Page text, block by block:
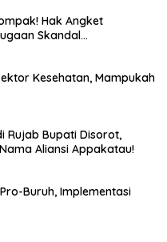
Hak Angket
Skandal
Kesehatan, Mampukah
Rujab Bupati Disorot,
Aliansi Appakatau!
Buruh, Implementasi